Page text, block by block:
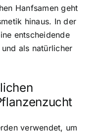
Hanfsamen geht
hinaus. In der
entscheidende
als natürlicher
verwendet, um